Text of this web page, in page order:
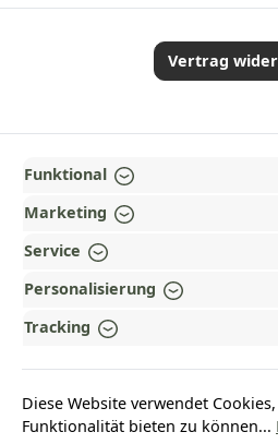
Vertrag
Nachnahmegebühren, wenn
Funktional
Marketing
Service
Personalisierung
Tracking
Diese Website verwendet
Funktionalität bieten zu können...